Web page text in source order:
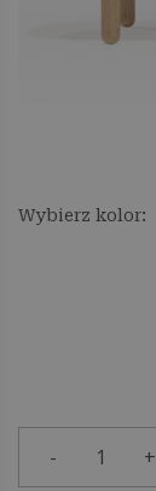
Wybierz kolor:
- 1 +